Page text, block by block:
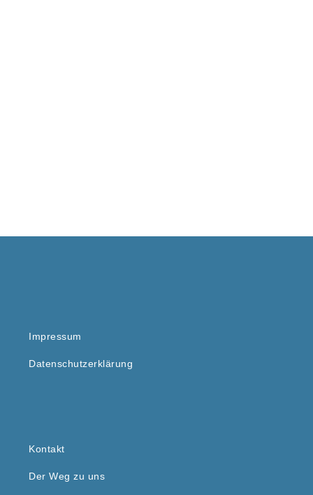
Impressum
Datenschutzerklärung
Kontakt
Der Weg zu uns